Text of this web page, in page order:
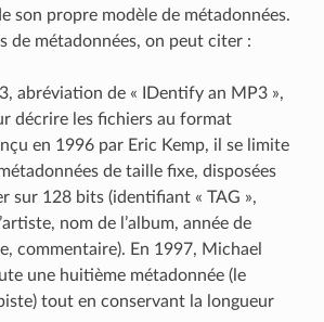
son propre modèle de métadonnées.
de métadonnées, on peut citer :
abréviation de « IDentify an MP3 »,
décrire les fichiers au format
en 1996 par Eric Kemp, il se limite
de taille fixe, disposées
sur 128 bits (identifiant « TAG »,
nom de l’album, année de
commentaire). En 1997, Michael
une huitième métadonnée (le
tout en conservant la longueur